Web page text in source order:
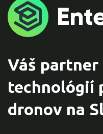
Váš
technológií
dronov na